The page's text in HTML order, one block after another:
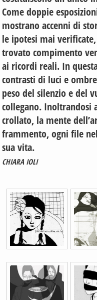
Come doppie
mostrano accenni di
le ipotesi mai
trovato compimento
ai ricordi reali. In
contrasti di luci e
peso del silenzio e del
collegano. Inoltrandosi
crollato, la mente
frammento, ogni file
sua vita.
CHIARA IOLI